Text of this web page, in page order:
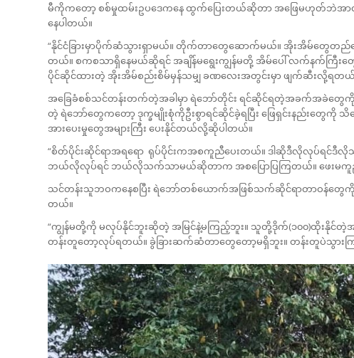
မီကိုကတော့ စစ်မှုထမ်းဥပဒေကနေ ထွက်ပြေးတယ်ဆိုတာ အဖြေမဟုတ်ဘဲအာ
နေပါတယ်။
“နိုင်ငံခြားမှာပိုက်ဆံသွားရှာမယ်။ တိုက်တာတွေဆောက်မယ်။ အိုးအိမ်တွ
တယ်။ စကစသာရှိနေမယ်ဆိုရင် အချိန်မရွေးကျွန်မတို့ အိမ်ပေါ် လက်နက်ကြီး
ပိုင်ဆိုင်ထားတဲ့ အိုးအိမ်စည်းစိမ်မှန်သမျှ ခဏလေးအတွင်းမှာ ဖျက်ဆီးလို့ရတ
အခြေခံစစ်သင်တန်းတက်တဲ့အခါမှာ ရဲဘော်တိုင်း ရင်ဆိုင်ရတဲ့အခက်အခဲတွေကို
တဲ့ ရဲဘော်တွေကတော့ ဒုက္ခမျိုးစုံကိုဦးစွာရင်ဆိုင်ခဲ့ရပြီး ဖြေရှင်းနည်း
အားပေးမှုတွေအများကြီး ပေးနိုင်တယ်လို့ဆိုပါတယ်။
“စိတ်ပိုင်းဆိုင်ရာအရရော ရုပ်ပိုင်းကအစကူညီပေးတယ်။ ဒါဆိုဒီလိုလုပ်ရင်
ဘယ်လိုလုပ်ရင် ဘယ်လိုသက်သာမယ်ဆိုတာက အစပြောပြကြတယ်။ ဖေးမ
သင်တန်းသူဘဝကနေစပြီး ရဲဘော်တစ်ယောက်အဖြစ်သက်ဆိုင်ရာတာဝန်တွေကို
တယ်။
“ကျွန်မတို့ကို မလုပ်နိုင်ဘူးဆိုတဲ့ အမြင်နဲ့မကြည့်ဘူး။ သူတို့ဒိုက်(၁၀၀)ထိုးနိုင်တဲ့အ
တန်းတူတော့လုပ်ရတယ်။ ခွဲခြားဆက်ဆံတာတွေတော့မရှိဘူး။ တန်းတူပဲသွား